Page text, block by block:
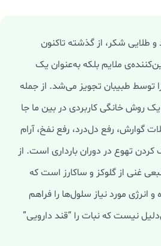
و طلایی شکر، از گذشته تاکنون
ملایم بلکه به‌عنوان یک
توسط طبیبان تجویز می‌شد. از جمله
روش خانگی کاربردی در بین ما جا
گوارش، رفع دل‌درد، رفع نفخ، آرام
تهوع در دوران بارداری است. از
غنی از گلوکز و ساکارز است که
مورد نیاز سلول‌ها را فراهم
نیست که نبات را “قند دارویی”